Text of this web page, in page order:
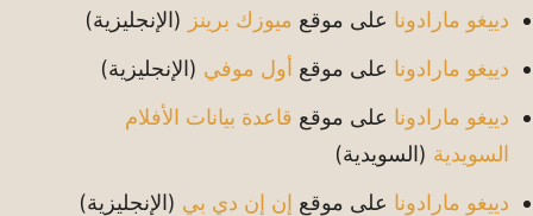
دييغو مارادونا على موقع ميوزك برينز (الإنجليزية)
دييغو مارادونا على موقع أول موفي (الإنجليزية)
دييغو مارادونا على موقع قاعدة بيانات الأفلام
السويدية (السويدية)
دييغو مارادونا على موقع إن إن دي بي (الإنجليزية)